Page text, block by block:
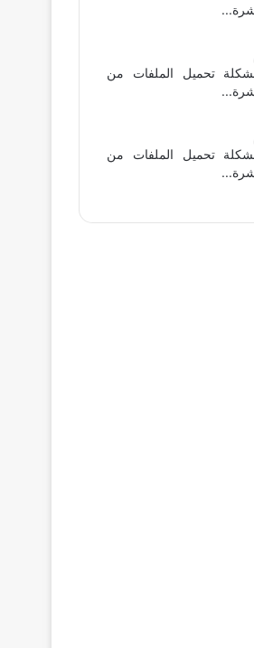
تحميل الملفات من
تحميل الملفات من